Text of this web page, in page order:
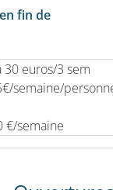
fin de
30 euros/3 sem
semaine/
€/semaine